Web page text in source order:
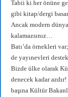
Tabii ki her önüne
gibi kitap/dergi
Ancak modern
kalamazsınız…
Batı’da örnekleri
de yayınevleri
Bizde ülke olarak
denecek kadar
başına Kültür